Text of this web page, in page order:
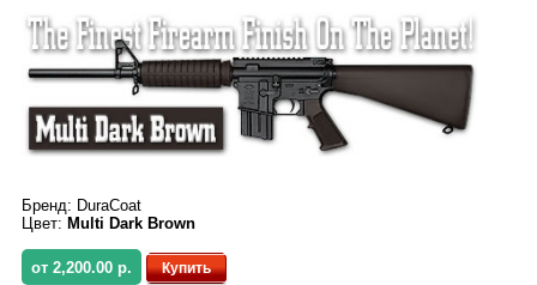
Бренд: DuraCoat
Цвет: Multi Dark Brown
от 2,200.00 р. Купить